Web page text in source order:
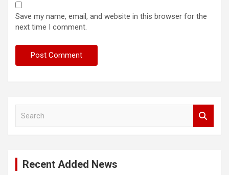
Save my name, email, and website in this browser for the
next time I comment.
Recent Added News